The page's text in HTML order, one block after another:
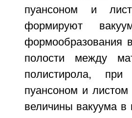
пуансоном и
формируют
формообразования
полости между
полистирола,
пуансоном и
величины вакуума